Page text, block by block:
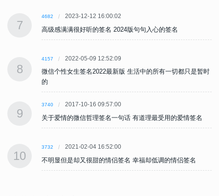
7
4682 2023-12-12 16:00:02
高级感满满很好听的签名 2024版句句入心的签名
8
4157 2022-05-09 12:52:09
微信个性女生签名2022最新版 生活中的所有一切都只是暂时
的
9
3740 2017-10-16 09:57:00
关于爱情的微信哲理签名一句话 有道理最受用的爱情签名
10
3732 2021-02-04 16:52:00
不明显但是却又很甜的情侣签名 幸福却低调的情侣签名